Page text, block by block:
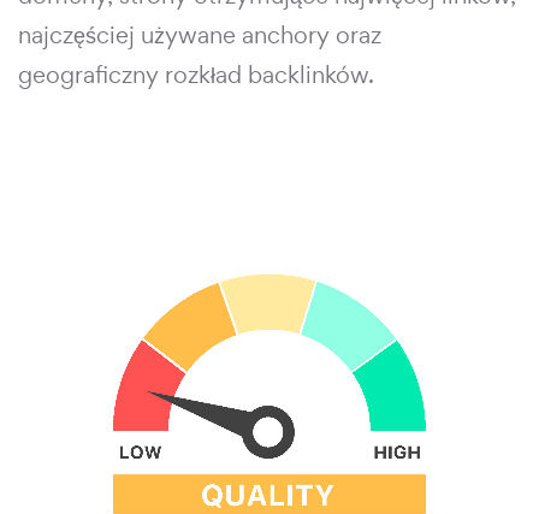
najczęściej używane anchory oraz
geograficzny rozkład backlinków.